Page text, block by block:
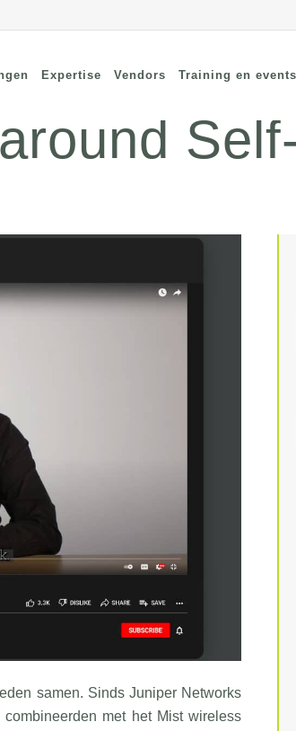
Wi-Fi / Bluetooth
Expertise Vendors Training en events
samen. Sinds Juniper Networks
met het Mist wireless